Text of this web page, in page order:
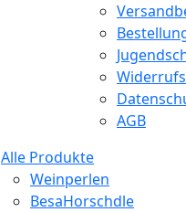
AGB
Alle Produkte
Weinperlen
BesaHorschdle